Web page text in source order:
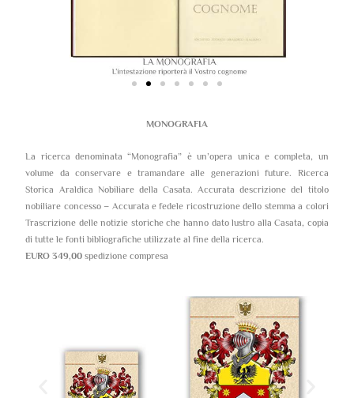
MONOGRAFIA
La ricerca denominata “Monografia” è un’opera unica e completa, un
volume da conservare e tramandare alle generazioni future. Ricerca
Storica Araldica Nobiliare della Casata. Accurata descrizione del titolo
nobiliare concesso – Accurata e fedele ricostruzione dello stemma a colori
Trascrizione delle notizie storiche che hanno dato lustro alla Casata, copia
di tutte le fonti bibliografiche utilizzate al fine della ricerca.
EURO 349,00 spedizione compresa